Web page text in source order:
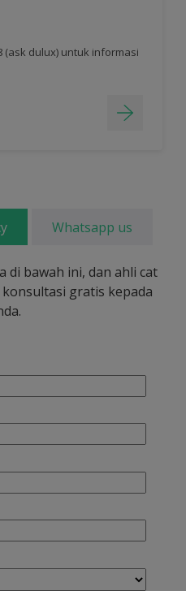
(ask dulux) untuk informasi
Whatsapp us
di bawah ini, dan ahli cat
gratis kepada